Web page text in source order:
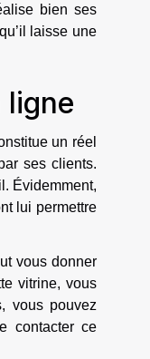
bien ses
laisse une
ligne
un réel
ses clients.
Évidemment,
lui permettre
vous donner
vitrine, vous
vous pouvez
contacter ce